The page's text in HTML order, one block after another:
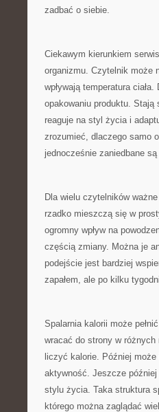
zadbać o siebie.
Ciekawym kierunkiem
organizmu. Czytelnik może
wpływają temperatura
opakowaniu produktu.
reaguje na styl życia i
zrozumieć, dlaczego samo
jednocześnie zaniedbane
Dla wielu czytelników
rzadko mieszczą się w
ogromny wpływ na
częścią zmiany. Można je
podejście jest bardziej
zapałem, ale po kilku
Spalarnia kalorii może
wracać do strony w
liczyć kalorie. Później
aktywność. Jeszcze później
stylu życia. Taka struktura
którego można zaglądać